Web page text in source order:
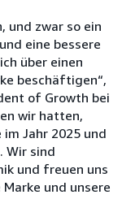
und zwar so ein
eine bessere
über einen
beschäftigen“,
of Growth bei
wir hatten,
Jahr 2025 und
Wir sind
und freuen uns
und unsere